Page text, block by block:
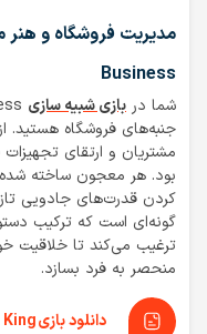
Business
شما در بازی شبیه سازی
جنبه‌های فروشگاه هستید.
مشتریان و ارتقای
بود. هر معجون ساخته شده
کردن قدرت‌های جادویی
گونه‌ای است که ترکیب
ترغیب می‌کند تا خلاقیت
منحصر به فرد بسازد.
دانلود بازی Once a Pawn a King برای کامپیوتر